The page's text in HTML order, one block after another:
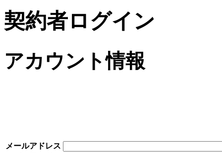
契約者ログイン
アカウント情報
メールアドレス